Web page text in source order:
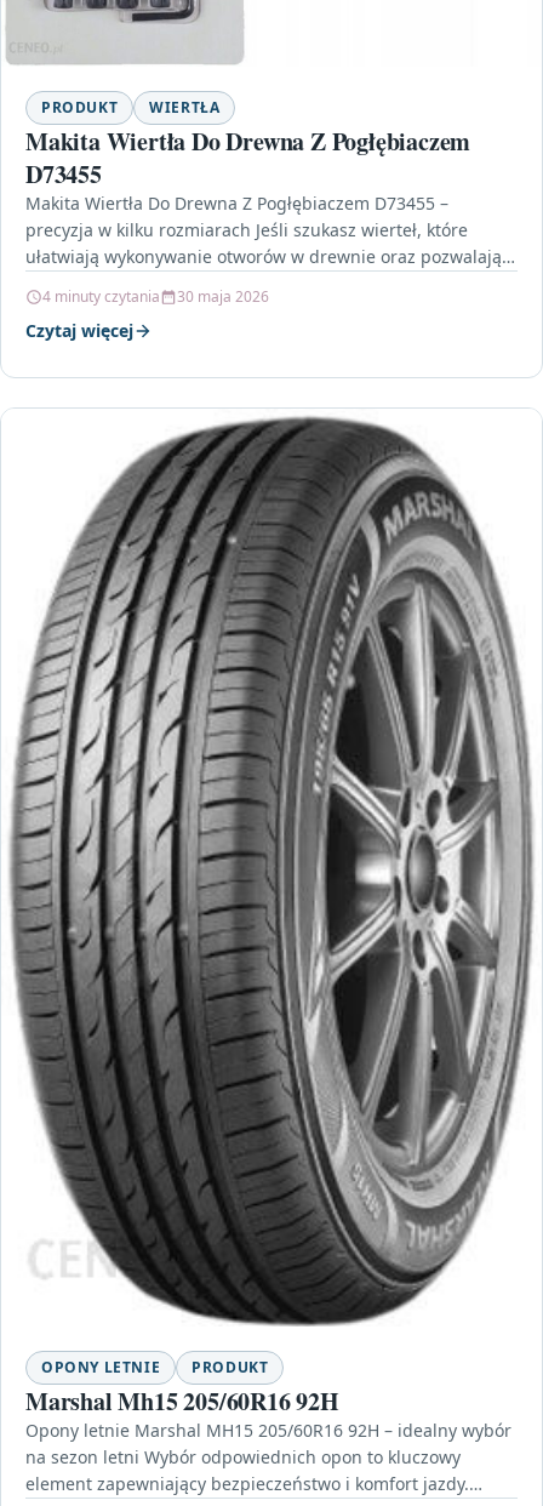
PRODUKT WIERTŁA
Makita Wiertła Do Drewna Z Pogłębiaczem
D73455
Makita Wiertła Do Drewna Z Pogłębiaczem D73455 –
precyzja w kilku rozmiarach Jeśli szukasz wierteł, które
ułatwiają wykonywanie otworów w drewnie oraz pozwalają
4 minuty czytania 30 maja 2026
Czytaj więcej
OPONY LETNIE PRODUKT
Marshal Mh15 205/60R16 92H
Opony letnie Marshal MH15 205/60R16 92H – idealny wybór
na sezon letni Wybór odpowiednich opon to kluczowy
element zapewniający bezpieczeństwo i komfort jazdy.